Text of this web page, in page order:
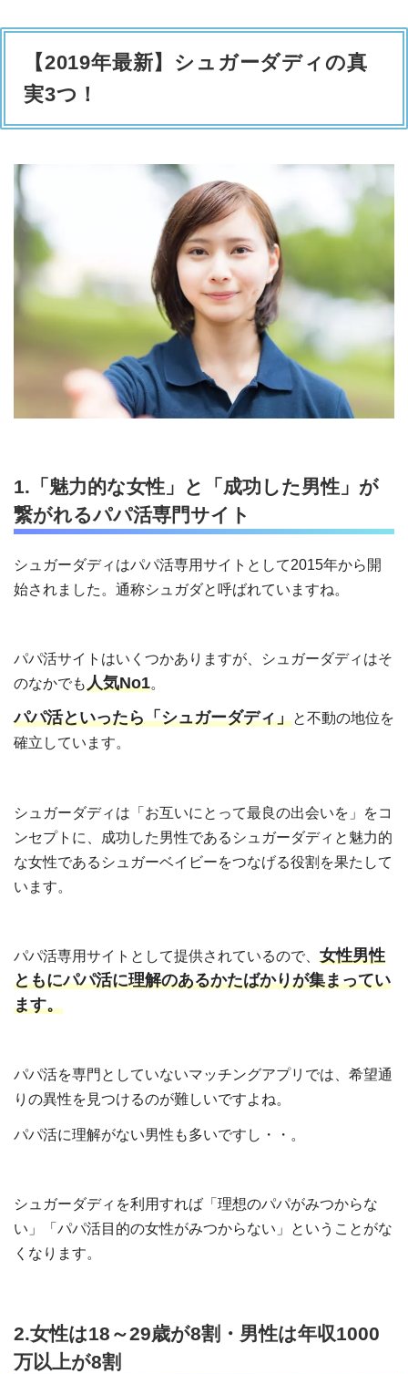
【2019年最新】シュガーダディの真
実3つ！
1.「魅力的な女性」と「成功した男性」が
繋がれるパパ活専門サイト
シュガーダディはパパ活専用サイトとして2015年から開
始されました。通称シュガダと呼ばれていますね。
パパ活サイトはいくつかありますが、シュガーダディはそ
のなかでも人気No1。
パパ活といったら「シュガーダディ」と不動の地位を
確立しています。
シュガーダディは「お互いにとって最良の出会いを」をコ
ンセプトに、成功した男性であるシュガーダディと魅力的
な女性であるシュガーベイビーをつなげる役割を果たして
います。
パパ活専用サイトとして提供されているので、 女性男性
ともにパパ活に理解のあるかたばかりが集まってい
ます。
パパ活を専門としていないマッチングアプリでは、希望通
りの異性を見つけるのが難しいですよね。
パパ活に理解がない男性も多いですし・・。
シュガーダディを利用すれば「理想のパパがみつからな
い」「パパ活目的の女性がみつからない」ということがな
くなります。
2.女性は18～29歳が8割・男性は年収1000
万以上が8割